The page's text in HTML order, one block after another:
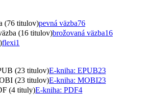
(76 titulov)pevná väzba76
(16 titulov)brožovaná väzba16
flexi1
(23 titulov)E-kniha: EPUB23
(23 titulov)E-kniha: MOBI23
(4 tituly)E-kniha: PDF4